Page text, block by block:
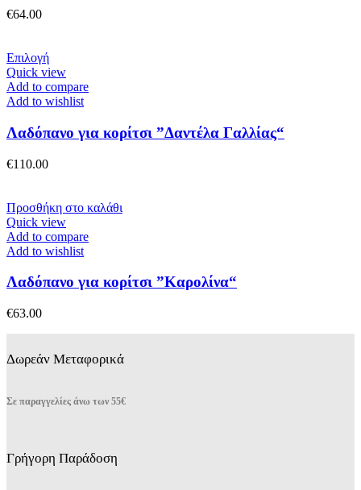
€64.00
ΕπιλογήΑυτό
το
προϊόν
έχει
παραλλαγές.
Οι
επιλεγούν
στη
σελίδα
του
προϊόντος
Quick view
Add to compare
Add to wishlist
Λαδόπανο για κορίτσι ”Δαντέλα Γαλλίας“
€110.00
Προσθήκη στο καλάθι
Quick view
Add to compare
Add to wishlist
Λαδόπανο για κορίτσι ”Καρολίνα“
€63.00
Δωρεάν Μεταφορικά
Σε παραγγελίες άνω των 55€
Γρήγορη Παράδοση